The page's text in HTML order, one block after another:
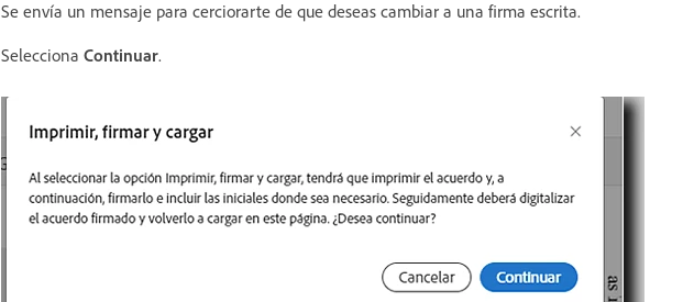
Se envía un mensaje para cerciorarte de que deseas cambiar a una firma escrita.
Selecciona Continuar.